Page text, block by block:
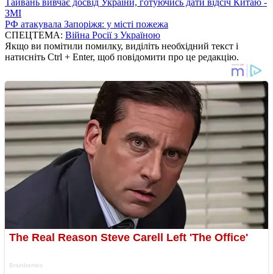
ЗМІ
РФ атакувала Запоріжя: у місті пожежа
СПЕЦТЕМА: Війна Росії з Україною
Якщо ви помітили помилку, виділіть необхідний текст і
натисніть Ctrl + Enter, щоб повідомити про це редакцію.